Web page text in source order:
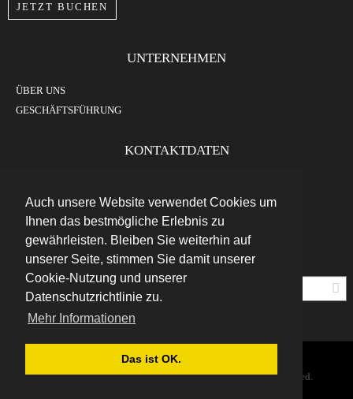
Auch unsere Website verwendet Cookies um
Ihnen das bestmögliche Erlebnis zu
gewährleisten. Bleiben Sie weiterhin auf
unserer Seite, stimmen Sie damit unserer
Cookie-Nutzung und unserer
Datenschutzrichtlinie zu.
Mehr Informationen
Das ist OK.
JETZT BUCHEN
UNTERNEHMEN
ÜBER UNS
GESCHÄFTSFÜHRUNG
KONTAKTDATEN
Tours
Adventures
GmbH
Höttinger
Gasse
12
6020
Innsbruck
Austria
+43
(0)
512
204134
info@adventuretoptours.com
Newsletteranmeldung:
DE
© Copyright 2019 Furtenbach Adventures. All Rights Reserved.